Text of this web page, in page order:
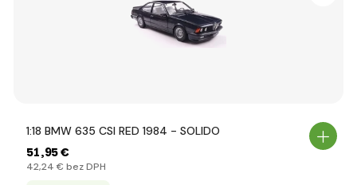
1:18 BMW 635 CSI RED 1984 - SOLIDO
51,95 €
42,24 € bez DPH